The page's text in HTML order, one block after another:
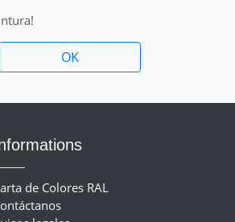
de Colores RAL